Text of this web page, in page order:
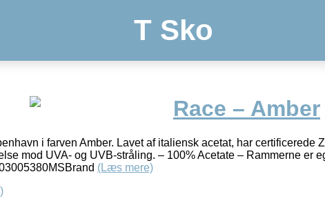
T Sko
Race – Amber
i farven Amber. Lavet af italiensk acetat, har certificerede
mod UVA- og UVB-stråling. – 100% Acetate – Rammerne er
(Læs mere)